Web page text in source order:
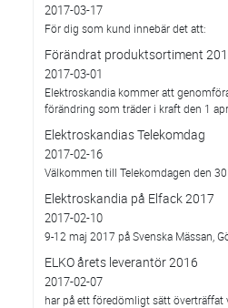
2017-03-17
För dig som kund innebär det att:
Förändrat produktsortiment
2017-03-01
Elektroskandia kommer att
förändring som träder i kraft den 1
Elektroskandias Telekomdag
2017-02-16
Välkommen till Telekomdagen den
Elektroskandia på Elfack 2017
2017-02-10
9-12 maj 2017 på Svenska Mässan,
ELKO årets leverantör 2016
2017-02-07
har på ett föredömligt sätt överträffat